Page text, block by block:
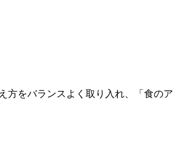
方をバランスよく取り入れ、「食のア